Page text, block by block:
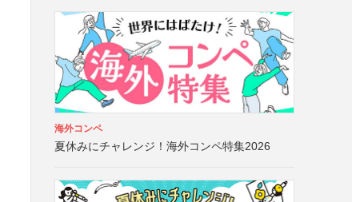
海外コンペ
夏休みにチャレンジ！海外コンペ特集2026